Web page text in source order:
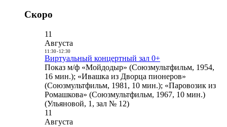
Скоро
11
Августа
11:30- 12:30
Виртуальный концертный зал 0+
Показ м/ф «Мойдодыр» (Союзмультфильм, 1954,
16 мин.); «Ивашка из Дворца пионеров»
(Союзмультфильм, 1981, 10 мин.); «Паровозик из
Ромашкова» (Союзмультфильм, 1967, 10 мин.)
(Ульяновой, 1, зал № 12)
11
Августа